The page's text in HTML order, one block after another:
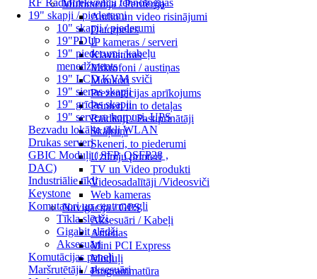
RF Radiofrekvenču tehnoloģijas
19" skapji / piederumi
10" skapji / piederumi
19"PDU
19" piederumi, kabeļu
menedžments
19" LCD KVM sviči
19" sienas skapji
19" grīdas skapji
19" serveru korpusi, UPS
Bezvadu lokālie tīkli WLAN
Drukas serveri
GBIC Moduļi ( SFP, QSFP28 ,
DAC)
Industriālie tīkli
Keystone
Komutatori un centrmezgli
Tīkla slēdži
Gigabit slēdži
Aksesuāri
Komutācijas paneļi
Maršrutētāji / aksesuāri
Multimēdija / Perifērija
Audio un video risinājumi
Datorpeles
IP kameras / serveri
Klaviatūras
Mikrofoni / austiņas
Monitori
Prezentācijas aprīkojums
Printeri un to detaļas
Raidītāji / Pastiprinātāji
Skaļruņi
Skeneri, to piederumi
Uzlīmju printeri
TV un Video produkti
Videosadalītāji /Videosviči
Web kameras
Navigācija / GPS
Aksesuāri / Kabeļi
Antenas
Mini PCI Express
Moduļi
Programmatūra